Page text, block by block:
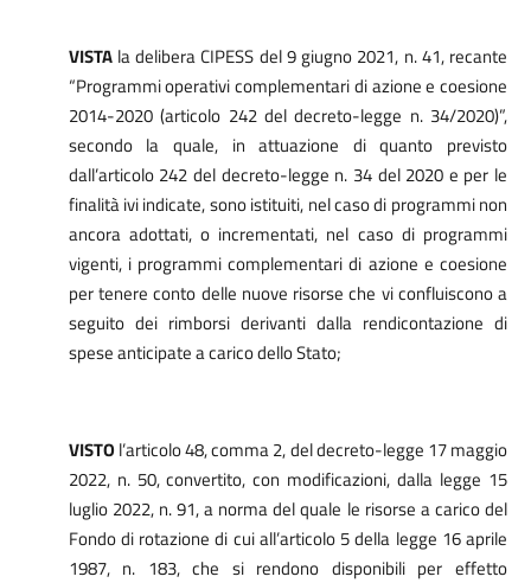
VISTAla delibera CIPESS del 9 giugno 2021, n. 41, recante
“Programmi operativi complementari di azione e coesione
2014-2020 (articolo 242 del decreto-legge n. 34/2020)”,
secondo la quale, in attuazione di quanto previsto
dall’articolo 242 del decreto-legge n. 34 del 2020 e per le
finalità ivi indicate, sono istituiti, nel caso di programmi non
ancora adottati, o incrementati, nel caso di programmi
vigenti, i programmi complementari di azione e coesione
per tenere conto delle nuove risorse che vi confluiscono a
seguito dei rimborsi derivanti dalla rendicontazione di
spese anticipate a carico dello Stato;
VISTO l’articolo 48, comma 2, del decreto-legge 17 maggio
2022, n. 50, convertito, con modificazioni, dalla legge 15
luglio 2022, n. 91, a norma del quale le risorse a carico del
Fondo di rotazione di cui all’articolo 5 della legge 16 aprile
1987, n. 183, che si rendono disponibili per effetto